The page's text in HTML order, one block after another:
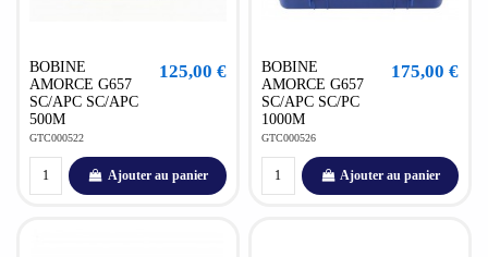
BOBINE
AMORCE G657
SC/APC SC/APC
500M
GTC000522
125,00 €
Ajouter au panier
BOBINE
AMORCE G657
SC/APC SC/PC
1000M
GTC000526
175,00 €
Ajouter au panier